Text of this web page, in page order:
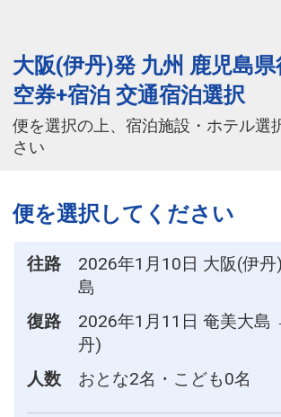
大阪(伊丹)発 九州 鹿児島
空券+宿泊 交通宿泊選択
便を選択の上、宿泊施設・ホテル選
さい
便を選択してください
往路
2026年1月10日 大阪(伊
島
復路
2026年1月11日 奄美大島
丹)
人数
おとな2名・こども0名